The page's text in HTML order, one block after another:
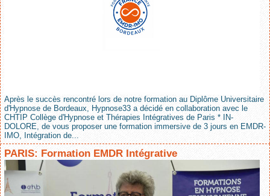
Après le succès rencontré lors de notre formation au Diplôme Universitaire
d'Hypnose de Bordeaux, Hypnose33 a décidé en collaboration avec le
CHTIP Collège d'Hypnose et Thérapies Intégratives de Paris * IN-
DOLORE, de vous proposer une formation immersive de 3 jours en EMDR-
IMO, Intégration de...
PARIS: Formation EMDR Intégrative